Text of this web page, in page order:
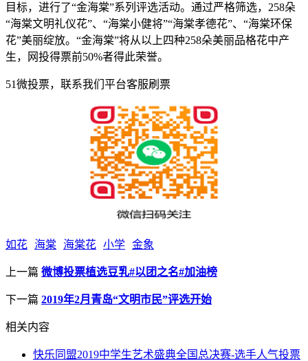
目标，进行了“金海棠”系列评选活动。通过严格筛选，258朵
“海棠文明礼仪花”、“海棠小健将”“海棠孝德花”、“海棠环保
花”美丽绽放。“金海棠”将从以上四种258朵美丽品格花中产
生，网投得票前50%者得此荣誉。
51微投票，联系我们平台客服刷票
如花 海棠 海棠花 小学 金象
上一篇 微博投票植选豆乳#以团之名#加油榜
下一篇 2019年2月青岛“文明市民”评选开始
相关内容
快乐同盟2019中学生艺术盛典全国总决赛-选手人气投票